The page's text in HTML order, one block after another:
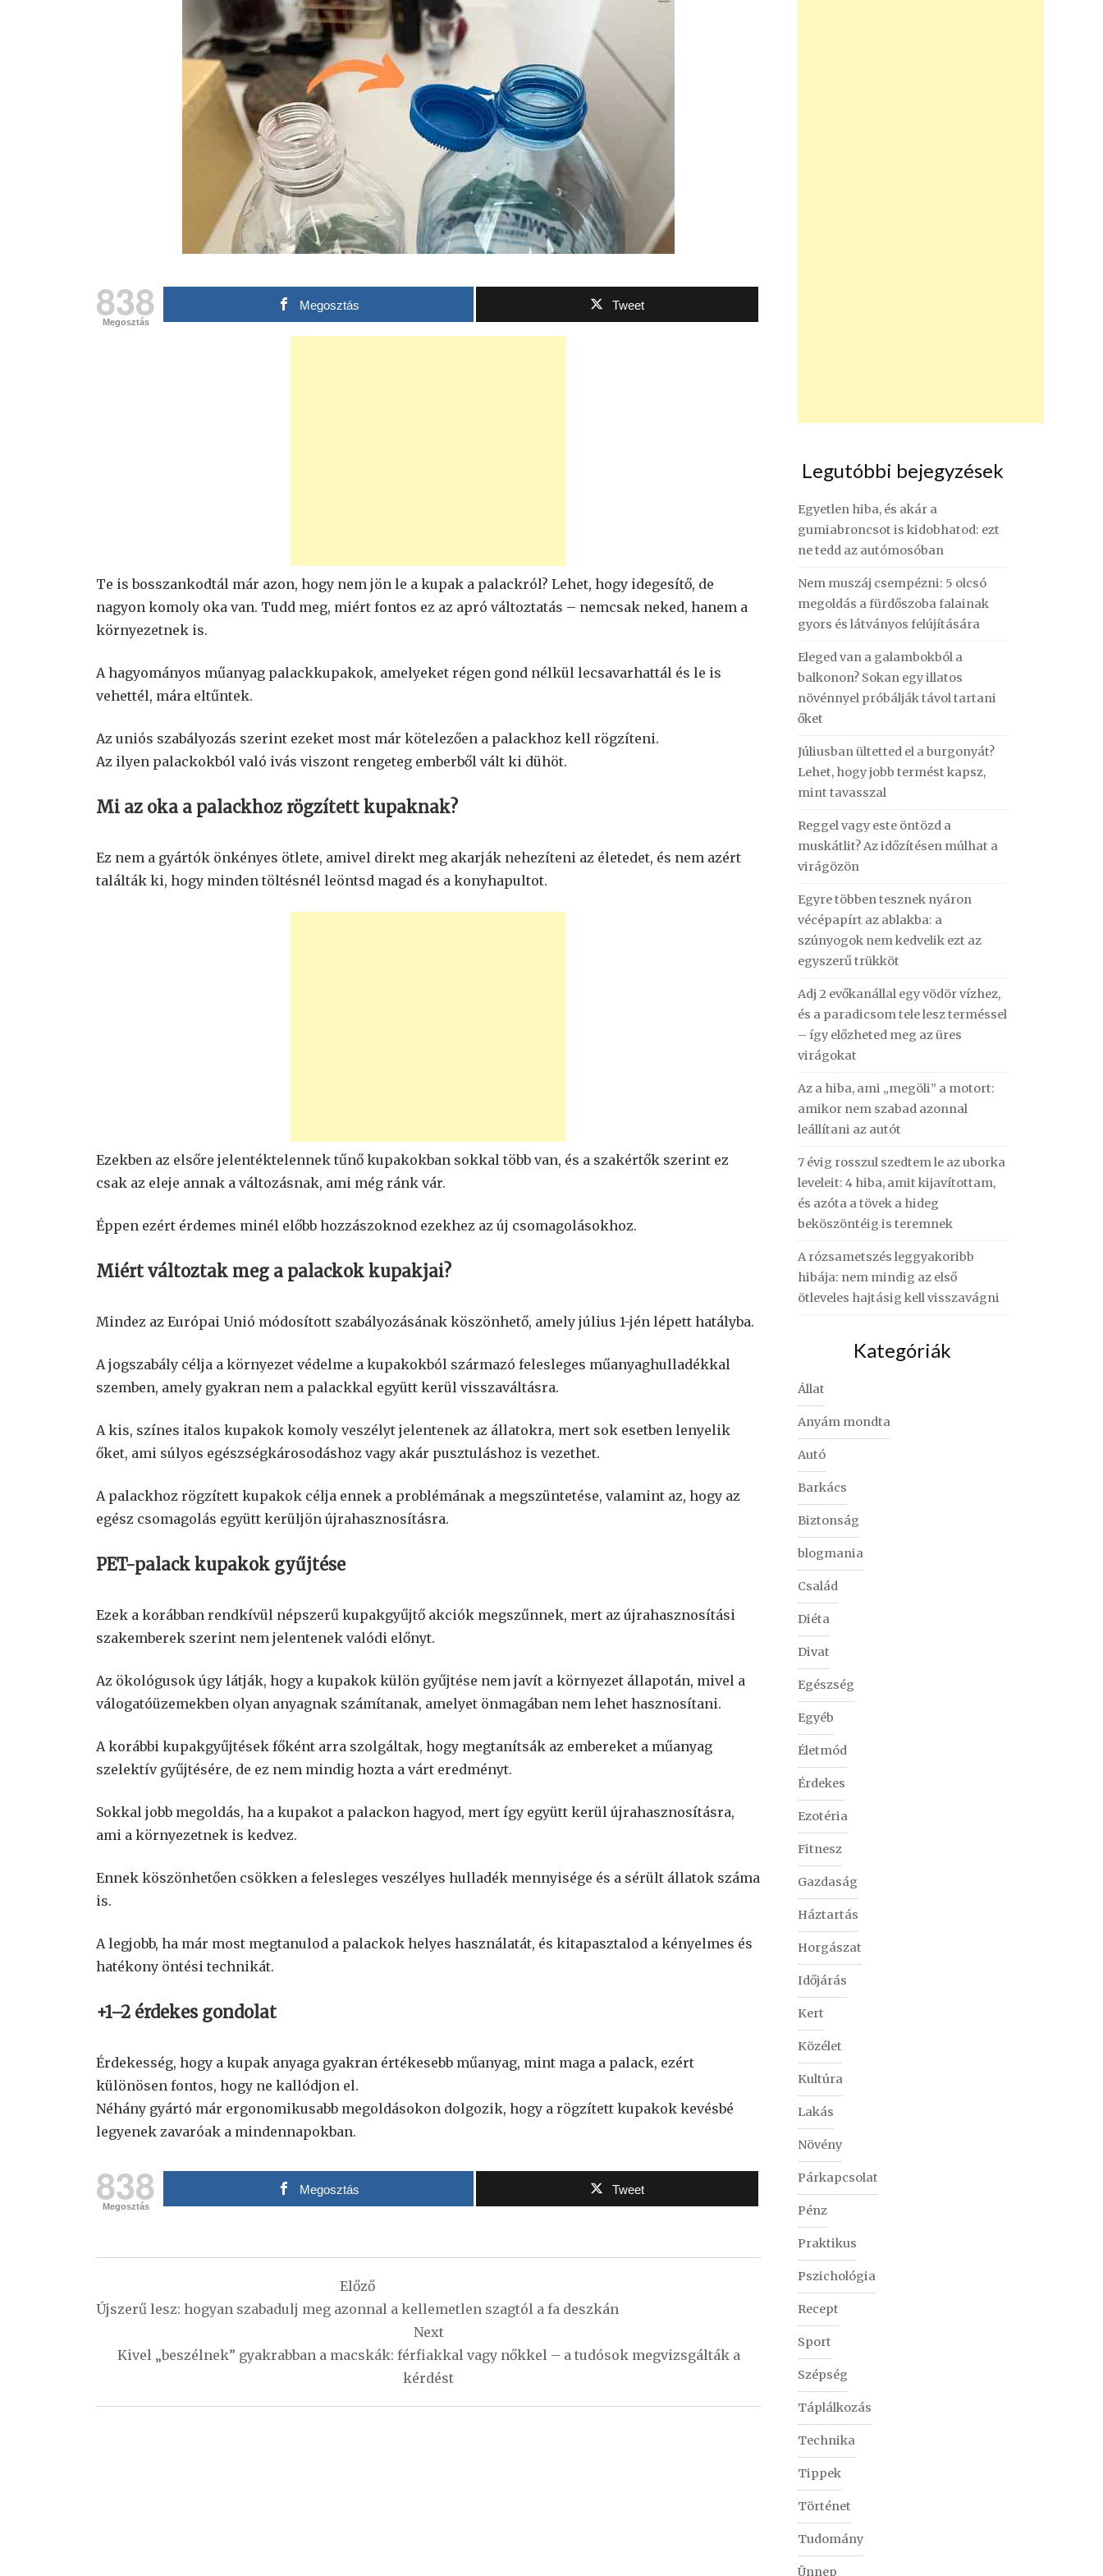
838
Megosztás
Megosztás Tweet
Te is bosszankodtál már azon, hogy nem jön le a kupak a palackról? Lehet, hogy idegesítő, de
nagyon komoly oka van. Tudd meg, miért fontos ez az apró változtatás – nemcsak neked, hanem a
környezetnek is.
A hagyományos műanyag palackkupakok, amelyeket régen gond nélkül lecsavarhattál és le is
vehettél, mára eltűntek.
Az uniós szabályozás szerint ezeket most már kötelezően a palackhoz kell rögzíteni.
Az ilyen palackokból való ivás viszont rengeteg emberből vált ki dühöt.
Mi az oka a palackhoz rögzített kupaknak?
Ez nem a gyártók önkényes ötlete, amivel direkt meg akarják nehezíteni az életedet, és nem azért
találták ki, hogy minden töltésnél leöntsd magad és a konyhapultot.
Ezekben az elsőre jelentéktelennek tűnő kupakokban sokkal több van, és a szakértők szerint ez
csak az eleje annak a változásnak, ami még ránk vár.
Éppen ezért érdemes minél előbb hozzászoknod ezekhez az új csomagolásokhoz.
Miért változtak meg a palackok kupakjai?
Mindez az Európai Unió módosított szabályozásának köszönhető, amely július 1-jén lépett hatályba.
A jogszabály célja a környezet védelme a kupakokból származó felesleges műanyaghulladékkal
szemben, amely gyakran nem a palackkal együtt kerül visszaváltásra.
A kis, színes italos kupakok komoly veszélyt jelentenek az állatokra, mert sok esetben lenyelik
őket, ami súlyos egészségkárosodáshoz vagy akár pusztuláshoz is vezethet.
A palackhoz rögzített kupakok célja ennek a problémának a megszüntetése, valamint az, hogy az
egész csomagolás együtt kerüljön újrahasznosításra.
PET-palack kupakok gyűjtése
Ezek a korábban rendkívül népszerű kupakgyűjtő akciók megszűnnek, mert az újrahasznosítási
szakemberek szerint nem jelentenek valódi előnyt.
Az ökológusok úgy látják, hogy a kupakok külön gyűjtése nem javít a környezet állapotán, mivel a
válogatóüzemekben olyan anyagnak számítanak, amelyet önmagában nem lehet hasznosítani.
A korábbi kupakgyűjtések főként arra szolgáltak, hogy megtanítsák az embereket a műanyag
szelektív gyűjtésére, de ez nem mindig hozta a várt eredményt.
Sokkal jobb megoldás, ha a kupakot a palackon hagyod, mert így együtt kerül újrahasznosításra,
ami a környezetnek is kedvez.
Ennek köszönhetően csökken a felesleges veszélyes hulladék mennyisége és a sérült állatok száma
is.
A legjobb, ha már most megtanulod a palackok helyes használatát, és kitapasztalod a kényelmes és
hatékony öntési technikát.
+1–2 érdekes gondolat
Érdekesség, hogy a kupak anyaga gyakran értékesebb műanyag, mint maga a palack, ezért
különösen fontos, hogy ne kallódjon el.
Néhány gyártó már ergonomikusabb megoldásokon dolgozik, hogy a rögzített kupakok kevésbé
legyenek zavaróak a mindennapokban.
838
Megosztás
Megosztás Tweet
navigáció
Előző
Újszerű lesz: hogyan szabadulj meg azonnal a kellemetlen szagtól a fa deszkán
Next
Kivel „beszélnek” gyakrabban a macskák: férfiakkal vagy nőkkel – a tudósok megvizsgálták a
kérdést
Legutóbbi bejegyzések
Egyetlen hiba, és akár a
gumiabroncsot is kidobhatod: ezt
ne tedd az autómosóban
Nem muszáj csempézni: 5 olcsó
megoldás a fürdőszoba falainak
gyors és látványos felújítására
Eleged van a galambokból a
balkonon? Sokan egy illatos
növénnyel próbálják távol tartani
őket
Júliusban ültetted el a burgonyát?
Lehet, hogy jobb termést kapsz,
mint tavasszal
Reggel vagy este öntözd a
muskátlit? Az időzítésen múlhat a
virágözön
Egyre többen tesznek nyáron
vécépapírt az ablakba: a
szúnyogok nem kedvelik ezt az
egyszerű trükköt
Adj 2 evőkanállal egy vödör vízhez,
és a paradicsom tele lesz terméssel
– így előzheted meg az üres
virágokat
Az a hiba, ami „megöli” a motort:
amikor nem szabad azonnal
leállítani az autót
7 évig rosszul szedtem le az uborka
leveleit: 4 hiba, amit kijavítottam,
és azóta a tövek a hideg
beköszöntéig is teremnek
A rózsametszés leggyakoribb
hibája: nem mindig az első
ötleveles hajtásig kell visszavágni
Kategóriák
Állat
Anyám mondta
Autó
Barkács
Biztonság
blogmania
Család
Diéta
Divat
Egészség
Egyéb
Életmód
Érdekes
Ezotéria
Fitnesz
Gazdaság
Háztartás
Horgászat
Időjárás
Kert
Közélet
Kultúra
Lakás
Növény
Párkapcsolat
Pénz
Praktikus
Pszichológia
Recept
Sport
Szépség
Táplálkozás
Technika
Tippek
Történet
Tudomány
Ünnep